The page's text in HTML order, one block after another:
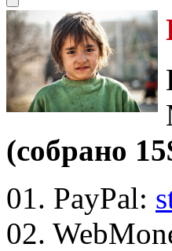
(собрано
01. PayPal:
02.